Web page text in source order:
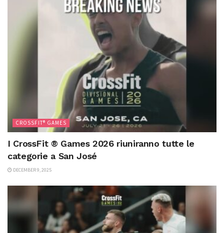
CROSSFIT® GAMES
I CrossFit ® Games 2026 riuniranno tutte le
categorie a San José
DECEMBER 9, 2025